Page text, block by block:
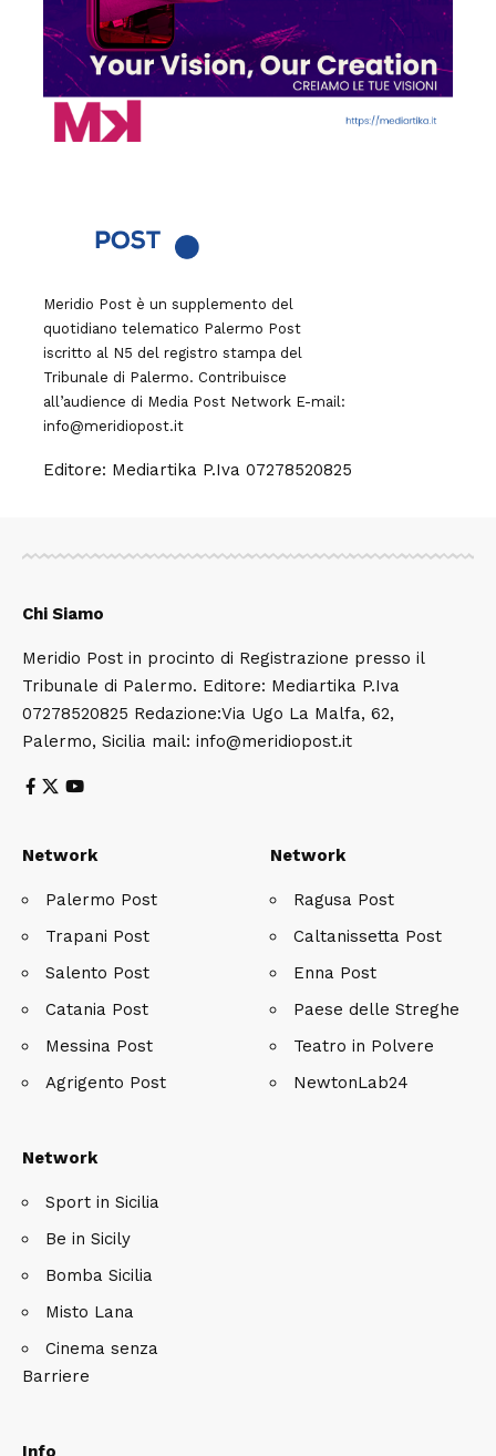
Meridio Post è un supplemento del
quotidiano telematico Palermo Post
iscritto al N5 del registro stampa del
Tribunale di Palermo. Contribuisce
all’audience di Media Post Network E-mail:
info@meridiopost.it
Editore: Mediartika P.Iva 07278520825
Chi Siamo
Meridio Post in procinto di Registrazione presso il
Tribunale di Palermo. Editore: Mediartika P.Iva
07278520825 Redazione:Via Ugo La Malfa, 62,
Palermo, Sicilia mail: info@meridiopost.it
Network
Palermo Post
Trapani Post
Salento Post
Catania Post
Messina Post
Agrigento Post
Network
Ragusa Post
Caltanissetta Post
Enna Post
Paese delle Streghe
Teatro in Polvere
NewtonLab24
Network
Sport in Sicilia
Be in Sicily
Bomba Sicilia
Misto Lana
Cinema senza
Barriere
Info